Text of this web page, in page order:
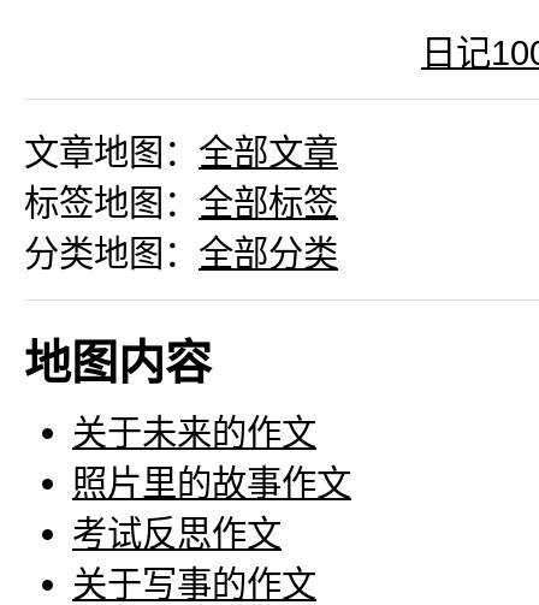
日记
文章地图： 全部文章
标签地图： 全部标签
分类地图： 全部分类
地图内容
关于未来的作文
照片里的故事作文
考试反思作文
关于写事的作文